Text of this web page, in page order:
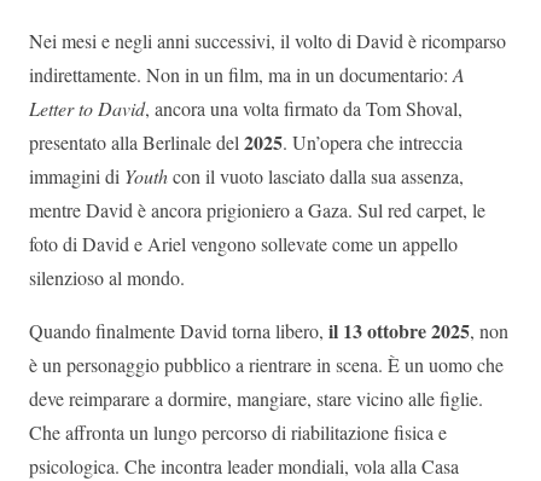
Nei mesi e negli anni successivi, il volto di David è ricomparso
indirettamente. Non in un film, ma in un documentario: A
Letter to David, ancora una volta firmato da Tom Shoval,
presentato alla Berlinale del 2025. Un’opera che intreccia
immagini di Youthcon il vuoto lasciato dalla sua assenza,
mentre David è ancora prigioniero a Gaza. Sul red carpet, le
foto di David e Ariel vengono sollevate come un appello
silenzioso al mondo.
Quando finalmente David torna libero, il 13 ottobre 2025, non
è un personaggio pubblico a rientrare in scena. È un uomo che
deve reimparare a dormire, mangiare, stare vicino alle figlie.
Che affronta un lungo percorso di riabilitazione fisica e
psicologica. Che incontra leader mondiali, vola alla Casa